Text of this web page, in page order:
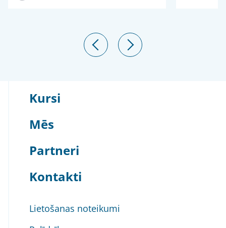
Kursi
Mēs
Partneri
Kontakti
Lietošanas noteikumi